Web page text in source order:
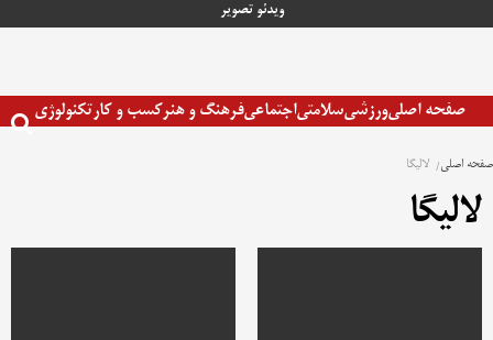
ویدئو تصویر
صفحه اصلیورزشیسلامتیاجتماعیفرهنگ و هنرکسب و کارتکنولوژی
صفحه اصلی لالیگا
لالیگا